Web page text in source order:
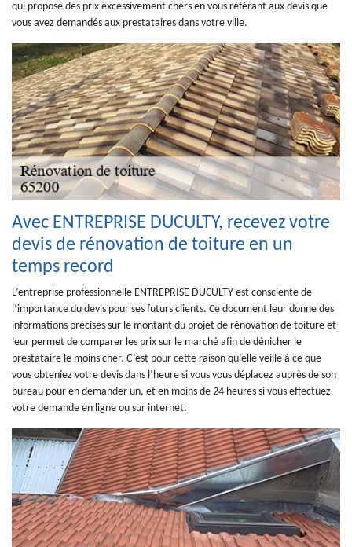
qui propose des prix excessivement chers en vous référant aux devis que
vous avez demandés aux prestataires dans votre ville.
Avec ENTREPRISE DUCULTY, recevez votre
devis de rénovation de toiture en un
temps record
L’entreprise professionnelle ENTREPRISE DUCULTY est consciente de
l’importance du devis pour ses futurs clients. Ce document leur donne des
informations précises sur le montant du projet de rénovation de toiture et
leur permet de comparer les prix sur le marché afin de dénicher le
prestataire le moins cher. C’est pour cette raison qu’elle veille à ce que
vous obteniez votre devis dans l’heure si vous vous déplacez auprès de son
bureau pour en demander un, et en moins de 24 heures si vous effectuez
votre demande en ligne ou sur internet.